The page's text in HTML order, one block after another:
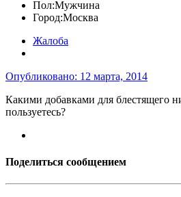
Пол:Мужчина
Город:Москва
Жалоба
Опубликовано: 12 марта, 2014
Какими добавками для блестящего
пользуетесь?
Поделиться сообщением